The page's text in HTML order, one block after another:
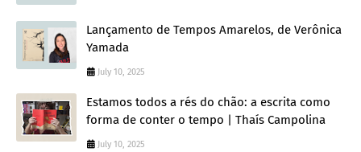
Lançamento de Tempos Amarelos, de Verônica
Yamada
July 10, 2025
Estamos todos a rés do chão: a escrita como
forma de conter o tempo | Thaís Campolina
July 10, 2025